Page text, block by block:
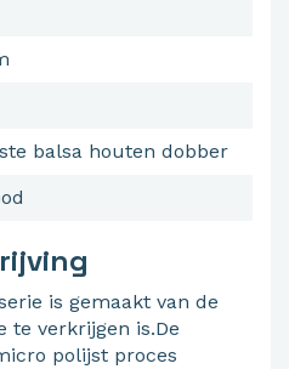
balsa houten dobber
is gemaakt van de
te verkrijgen is.De
polijst proces